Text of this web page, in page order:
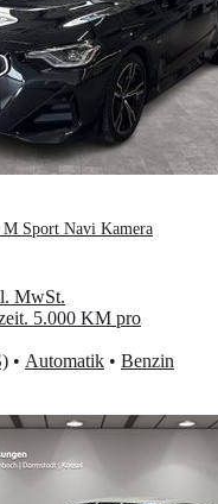
Sport Navi Kamera
MwSt.
. 5.000 KM pro
• Automatik • Benzin